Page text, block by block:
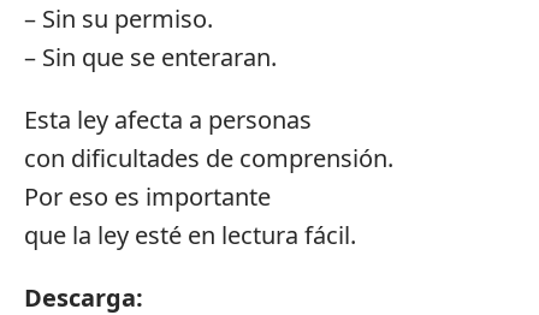
– Sin su permiso.
– Sin que se enteraran.
Esta ley afecta a personas
con dificultades de comprensión.
Por eso es importante
que la ley esté en lectura fácil.
Descarga: